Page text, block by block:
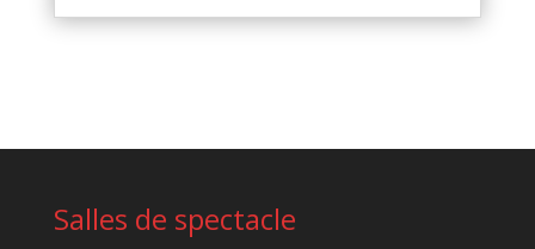
Salles de spectacle